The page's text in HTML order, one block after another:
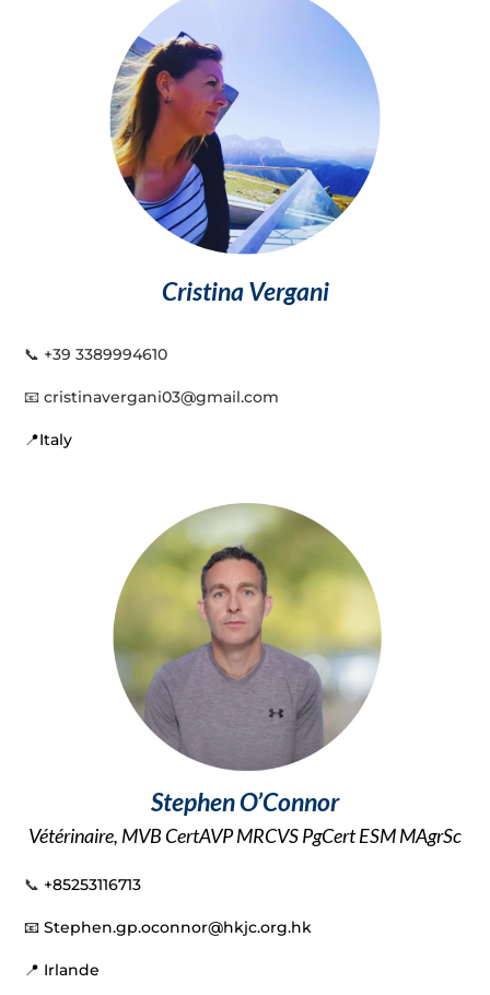
Cristina Vergani
📞 +39 3389994610
📧cristinavergani03@gmail.com
📍Italy
Stephen O’Connor
Vétérinaire, MVB CertAVP MRCVS PgCert ESM MAgrSc
📞 +85253116713
📧 Stephen.gp.oconnor@hkjc.org.hk
📍 Irlande